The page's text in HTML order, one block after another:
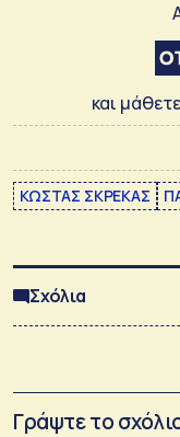
και
ΚΩΣΤΑΣ ΣΚΡΕΚΑΣ
Σχόλια
Γράψτε το